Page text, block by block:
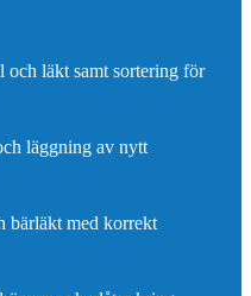
och läkt samt sortering för
läggning av nytt
bärläkt med korrekt